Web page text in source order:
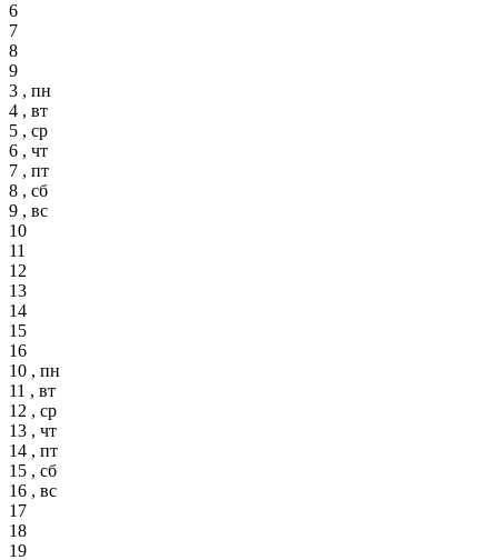
6
7
8
9
3 , пн
4 , вт
5 , ср
6 , чт
7 , пт
8 , сб
9 , вс
10
11
12
13
14
15
16
10 , пн
11 , вт
12 , ср
13 , чт
14 , пт
15 , сб
16 , вс
17
18
19